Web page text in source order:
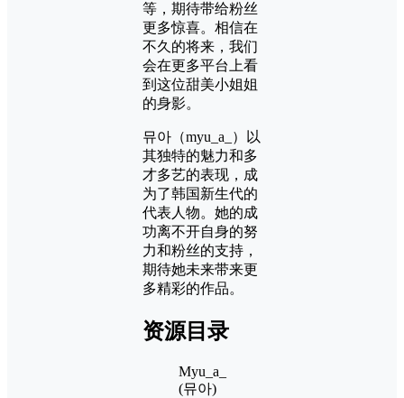
等，期待带给粉丝
更多惊喜。相信在
不久的将来，我们
会在更多平台上看
到这位甜美小姐姐
的身影。
뮤아（myu_a_）以
其独特的魅力和多
才多艺的表现，成
为了韩国新生代的
代表人物。她的成
功离不开自身的努
力和粉丝的支持，
期待她未来带来更
多精彩的作品。
资源目录
Myu_a_
(뮤아)